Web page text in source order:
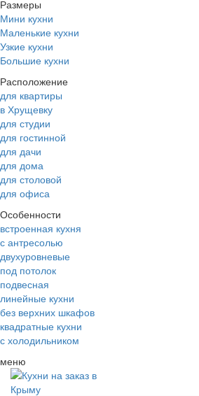
Размеры
Мини кухни
Маленькие кухни
Узкие кухни
Большие кухни
Расположение
для квартиры
в Хрущевку
для студии
для гостинной
для дачи
для дома
для столовой
для офиса
Особенности
встроенная кухня
с антресолью
двухуровневые
под потолок
подвесная
линейные кухни
без верхних шкафов
квадратные кухни
с холодильником
меню